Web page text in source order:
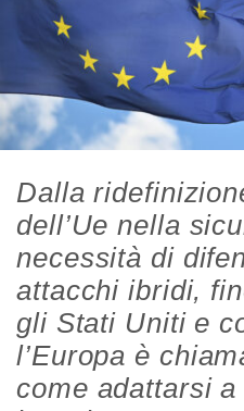
Dalla
dell’Ue nella
necessità di
attacchi ibridi,
gli Stati Uniti e
l’Europa è
come adattarsi